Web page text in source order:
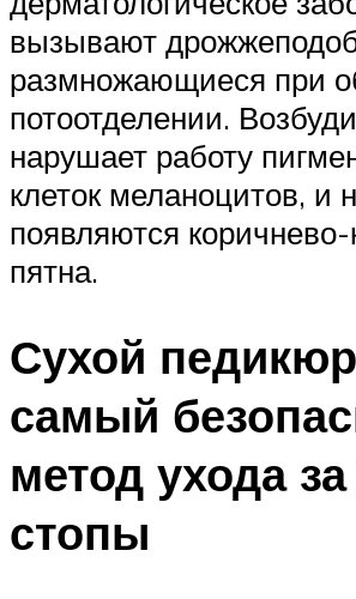
вызывают
размножающиеся при
потоотделении.
нарушает работу
клеток меланоцитов, и
появляются
пятна.
Сухой
самый
метод ухода
стопы